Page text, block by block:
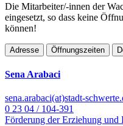
Die Mitarbeiter/-innen der
eingesetzt, so dass keine
können!
Adresse Öffnungszeiten
Sena Arabaci
sena.arabaci(at)stadt-
0 23 04 / 104-391
Förderung der Erziehung